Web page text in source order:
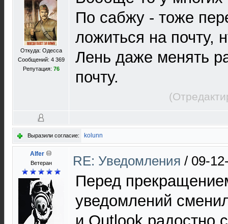
Откуда: Одесса
Сообщений: 4 369
Репутация: 76
По сабжу - тоже
ложиться на почту,
Лень даже менять
почту.
Выразили согласие: kolunn
Alfer
Ветеран RE: Уведомления / 09-
Перед
уведомлений